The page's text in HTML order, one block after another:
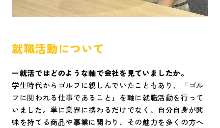
就職活動について
ー就活ではどのような軸で会社を見ていましたか。
学生時代からゴルフに親しんでいたこともあり、「ゴル
フに関われる仕事であること」を軸に就職活動を行って
いました。単に業界に携わるだけでなく、自分自身が興
味を持てる商品や事業に関わり、その魅力を多くの方へ